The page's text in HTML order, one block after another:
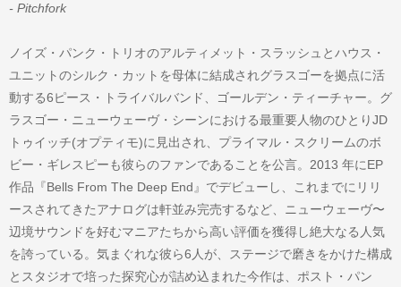
- Pitchfork
ノイズ・パンク・トリオのアルティメット・スラッシュとハウス・
ユニットのシルク・カットを母体に結成されグラスゴーを拠点に活
動する6ピース・トライバルバンド、ゴールデン・ティーチャー。グ
ラスゴー・ニューウェーヴ・シーンにおける最重要人物のひとりJD
トゥイッチ(オプティモ)に見出され、プライマル・スクリームのボ
ビー・ギレスピーも彼らのファンであることを公言。2013 年にEP
作品『Bells From The Deep End』でデビューし、これまでにリリ
ースされてきたアナログは軒並み完売するなど、ニューウェーヴ〜
辺境サウンドを好むマニアたちから高い評価を獲得し絶大なる人気
を誇っている。気まぐれな彼ら6人が、ステージで磨きをかけた構成
とスタジオで培った探究心が詰め込まれた今作は、ポスト・パン